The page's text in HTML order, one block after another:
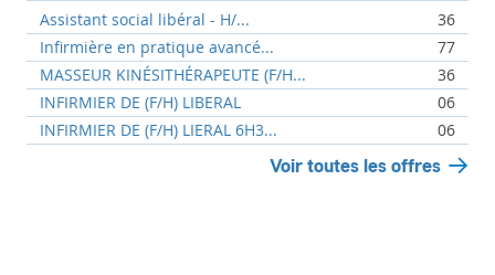
Assistant social libéral - H/...
36
Infirmière en pratique avancé...
77
MASSEUR KINÉSITHÉRAPEUTE (F/H...
36
INFIRMIER DE (F/H) LIBERAL
06
INFIRMIER DE (F/H) LIERAL 6H3...
06
Voir toutes les offres